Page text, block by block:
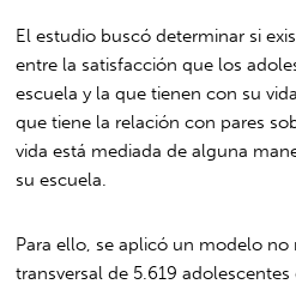
El estudio buscó determinar si
entre la satisfacción que los
escuela y la que tienen con su
que tiene la relación con pares
vida está mediada de alguna
su escuela.
Para ello, se aplicó un modelo no
transversal de 5.619